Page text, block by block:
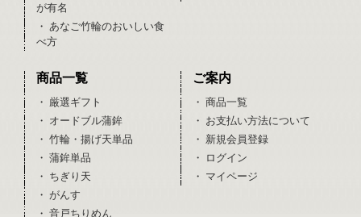
が有名
・ あなご竹輪のおいしい食
べ方
商品一覧
・ 厳選ギフト
・ オードブル蒲鉾
・ 竹輪・揚げ天単品
・ 蒲鉾単品
・ ちぎり天
・ がんす
・ 音戸ちりめん
ご案内
・ 商品一覧
・ お支払い方法について
・ 新規会員登録
・ ログイン
・ マイページ